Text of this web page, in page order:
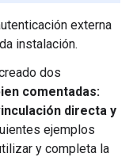
externa
instalación.
dos
comentadas:
directa y
ejemplos
y completa la